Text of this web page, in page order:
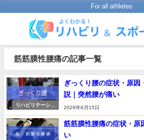
For all athletes
筋筋膜性腰痛の記事一覧
リハビリテーショ
ぎっくり腰の症状・原因
説｜突然腰が痛い
2026年6月15日
筋筋膜性腰痛の症状・原
い